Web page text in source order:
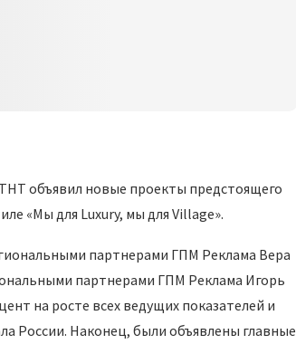
объявил новые проекты предстоящего
«Мы для Luxury, мы для Village».
партнерами ГПМ Реклама Вера
партнерами ГПМ Реклама Игорь
на росте всех ведущих показателей и
России. Наконец, были объявлены главные